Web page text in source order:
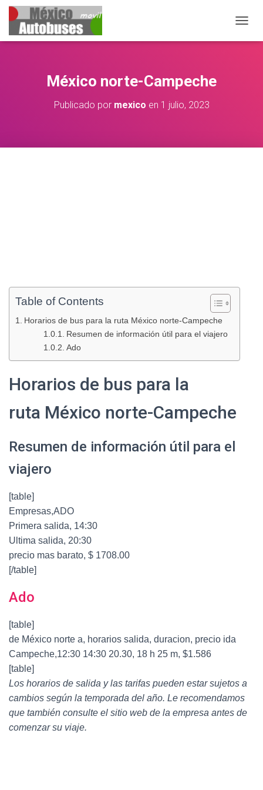
México norte-Campeche
Publicado por mexico en 1 julio, 2023
Table of Contents
Horarios de bus para la ruta México norte-Campeche
Resumen de información útil para el viajero
Ado
Horarios de bus para la
ruta México norte-Campeche
Resumen de información útil para el
viajero
[table]
Empresas,ADO
Primera salida, 14:30
Ultima salida, 20:30
precio mas barato, $ 1708.00
[/table]
Ado
[table]
de México norte a, horarios salida, duracion, precio ida
Campeche,12:30 14:30 20.30, 18 h 25 m, $1.586
[table]
Los horarios de salida y las tarifas pueden estar sujetos a
cambios según la temporada del año. Le recomendamos
que también consulte el sitio web de la empresa antes de
comenzar su viaje.